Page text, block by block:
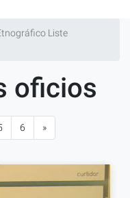
Liste
oficios
6 »